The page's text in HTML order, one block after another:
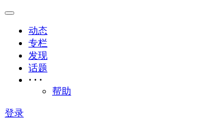
动态
专栏
发现
话题
· · ·
帮助
登录